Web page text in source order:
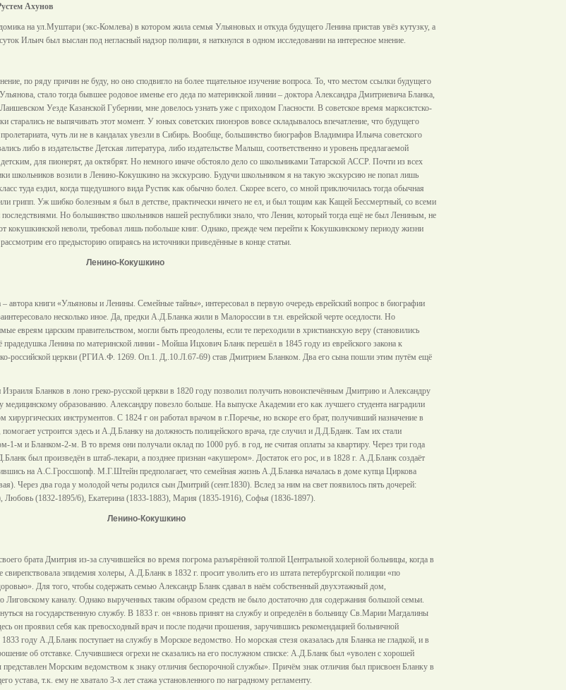
Ахунов
на ул.Муштари (экс-Комлева) в котором жила семья Ульяновых и откуда будущего Ленина пристав увёз кутузку, а
Ильич был выслан под негласный надзор полиции, я наткнулся в одном исследовании на интересное мнение.
по ряду причин не буду, но оно сподвигло на более тщательное изучение вопроса. То, что местом ссылки будущего
стало тогда бывшее родовое именье его деда по материнской линии – доктора Александра Дмитриевича Бланка,
Уезде Казанской Губернии, мне довелось узнать уже с приходом Гласности. В советское время марксистско-
старались не выпячивать этот момент. У юных советских пионэров вовсе складывалось впечатление, что будущего
чуть ли не в кандалах увезли в Сибирь. Вообще, большинство биографов Владимира Ильича советского
либо в издательстве Детская литература, либо издательстве Малыш, соответственно и уровень предлагаемой
для пионерят, да октябрят. Но немного иначе обстояло дело со школьниками Татарской АССР. Почти из всех
школьников возили в Ленино-Кокушкино на экскурсию. Будучи школьником я на такую экскурсию не попал лишь
туда ездил, когда тщедушного вида Рустик как обычно болел. Скорее всего, со мной приключилась тогда обычная
грипп. Уж шибко болезным я был в детстве, практически ничего не ел, и был тощим как Кащей Бессмертный, со всеми
Но большинство школьников нашей республики знало, что Ленин, который тогда ещё не был Лениным, не
кокушкинской неволи, требовал лишь побольше книг. Однако, прежде чем перейти к Кокушкинскому периоду жизни
его предысторию опираясь на источники приведённые в конце статьи.
Ленино-Кокушкино
автора книги «Ульяновы и Ленины. Семейные тайны», интересовал в первую очередь еврейский вопрос в биографии
несколько иное. Да, предки А.Д.Бланка жили в Малороссии в т.н. еврейской черте оседлости. Но
евреям царским правительством, могли быть преодолены, если те переходили в христианскую веру (становились
Ленина по материнской линии - Мойша Ицхович Бланк перешёл в 1845 году из еврейского закона к
российской церкви (РГИА.Ф. 1269. Оп.1. Д,.10.Л.67-69) став Дмитрием Бланком. Два его сына пошли этим путём ещё
Бланков в лоно греко-русской церкви в 1820 году позволил получить новоиспечённым Дмитрию и Александру
медицинскому образованию. Александру повезло больше. На выпуске Академии его как лучшего студента наградили
хирургических инструментов. С 1824 г он работал врачом в г.Поречье, но вскоре его брат, получивший назначение в
устроится здесь и А.Д.Бланку на должность полицейского врача, где случил и Д.Д.Бданк. Там их стали
1-м и Бланком-2-м. В то время они получали оклад по 1000 руб. в год, не считая оплаты за квартиру. Через три года
был произведён в штаб-лекари, а позднее признан «акушером». Достаток его рос, и в 1828 г. А.Д.Бланк создаёт
на А.С.Гроссшопф. М.Г.Штейн предполагает, что семейная жизнь А.Д.Бланка началась в доме купца Циркова
Через два года у молодой четы родился сын Дмитрий (сент.1830). Вслед за ним на свет появилось пять дочерей:
Любовь (1832-1895/6), Екатерина (1833-1883), Мария (1835-1916), Софья (1836-1897).
Ленино-Кокушкино
брата Дмитрия из-за случившейся во время погрома разъярённой толпой Центральной холерной больницы, когда в
свирепствовала эпидемия холеры, А.Д.Бланк в 1832 г. просит уволить его из штата петербургской полиции «по
Для того, чтобы содержать семью Александр Бланк сдавал в наём собственный двухэтажный дом,
Лиговскому каналу. Однако вырученных таким образом средств не было достаточно для содержания большой семьи.
на государственную службу. В 1833 г. он «вновь принят на службу и определён в больницу Св.Марии Магдалины
он проявил себя как превосходный врач и после подачи прошения, заручившись рекомендацией больничной
году А.Д.Бланк поступает на службу в Морское ведомство. Но морская стезя оказалась для Бланка не гладкой, и в
об отставке. Случившиеся огрехи не сказались на его послужном списке: А.Д.Бланк был «уволен с хорошей
представлен Морским ведомством к знаку отличия беспорочной службы». Причём знак отличия был присвоен Бланку в
устава, т.к. ему не хватало 3-х лет стажа установленного по наградному регламенту.